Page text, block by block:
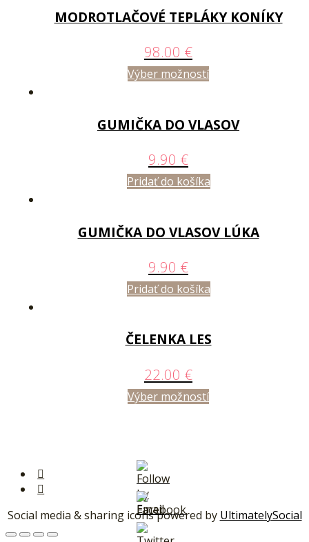
MODROTLAČOVÉ TEPLÁKY KONÍKY
98.00 €
Výber možností
GUMIČKA DO VLASOV
9.90 €
Pridať do košíka
GUMIČKA DO VLASOV LÚKA
9.90 €
Pridať do košíka
ČELENKA LES
22.00 €
Výber možností
Social media & sharing icons powered by UltimatelySocial